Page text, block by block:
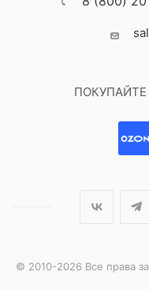
© 2010-2026 Все права